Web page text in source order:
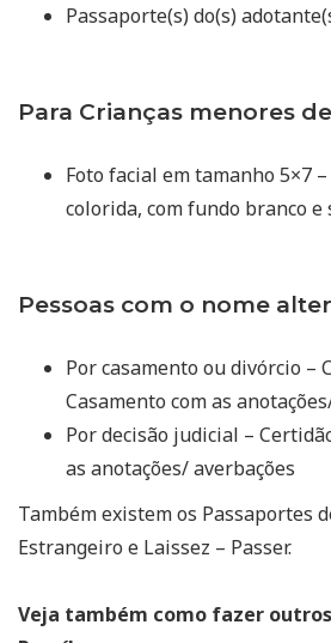
Passaporte(s) do(s)
Para Crianças menores
Foto facial em tamanho 5×7
colorida, com fundo branco e
Pessoas com o nome
Por casamento ou divórcio –
Casamento com as
Por decisão judicial –
as anotações/ averbações
Também existem os Passaportes
Estrangeiro e Laissez – Passer.
Veja também como fazer